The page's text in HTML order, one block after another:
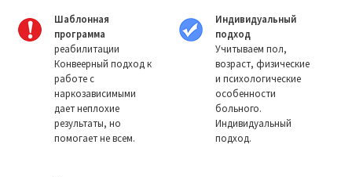
Шаблонная
программа
реабилитации
Конвеерный подход к
работе с
наркозависимыми
дает неплохие
результаты, но
помогает не всем.
Индивидуальный
подход
Учитываем пол,
возраст, физические
и психологические
особенности
больного.
Индивидуальный
подход.